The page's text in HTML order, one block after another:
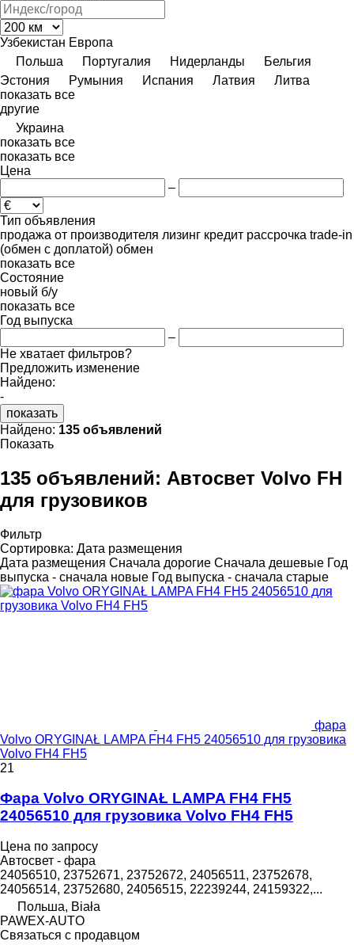
Узбекистан Европа
Польша
Португалия Нидерланды
Бельгия
Эстония
Румыния Испания Латвия
Литва
показать все
другие
Украина
показать все
показать все
Цена
–
Тип объявления
продажа от производителя лизинг кредит рассрочка trade-in
(обмен с доплатой) обмен
показать все
Состояние
новый б/у
показать все
Год выпуска
–
Не хватает фильтров?
Предложить изменение
Найдено:
-
показать
Найдено: 135 объявлений
Показать
135 объявлений: Автосвет Volvo FH
для грузовиков
Фильтр
Сортировка: Дата размещения
Дата размещения Сначала дорогие Сначала дешевые Год
выпуска - сначала новые Год выпуска - сначала старые
фара
Volvo ORYGINAŁ LAMPA FH4 FH5 24056510 для грузовика
Volvo FH4 FH5
21
Фара Volvo ORYGINAŁ LAMPA FH4 FH5
24056510 для грузовика Volvo FH4 FH5
Цена по запросу
Автосвет - фара
24056510, 23752671, 23752672, 24056511, 23752678,
24056514, 23752680, 24056515, 22239244, 24159322,...
Польша, Biała
PAWEX-AUTO
Связаться с продавцом